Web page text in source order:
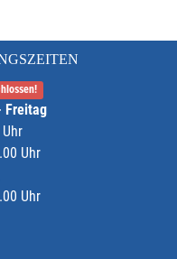
Freitag
Uhr
Uhr